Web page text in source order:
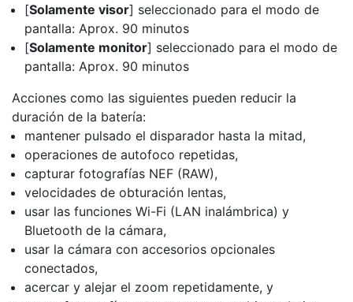
[Solamente visor] seleccionado para el modo de
pantalla: Aprox. 90 minutos
[Solamente monitor] seleccionado para el modo de
pantalla: Aprox. 90 minutos
Acciones como las siguientes pueden reducir la
duración de la batería:
mantener pulsado el disparador hasta la mitad,
operaciones de autofoco repetidas,
capturar fotografías NEF (RAW),
velocidades de obturación lentas,
usar las funciones Wi-Fi (LAN inalámbrica) y
Bluetooth de la cámara,
usar la cámara con accesorios opcionales
conectados,
acercar y alejar el zoom repetidamente, y